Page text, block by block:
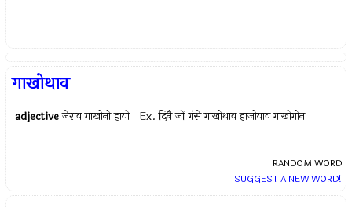
गाखोथाव
adjective जेराव गाखोनो हायो Ex.दिनै जों गंसे गाखोथाव हाजोयाव गाखोगोन
RANDOM WORD
SUGGEST A NEW WORD!